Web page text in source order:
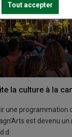
la culture à la
une programmation
est devenu un
d
Tout accepter